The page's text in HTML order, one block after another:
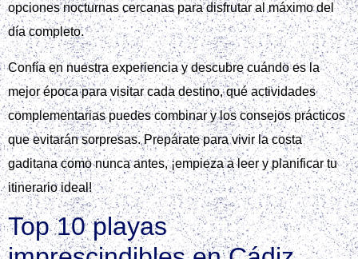
opciones nocturnas cercanas para disfrutar al máximo del
día completo.
Confía en nuestra experiencia y descubre cuándo es la
mejor época para visitar cada destino, qué actividades
complementarias puedes combinar y los consejos prácticos
que evitarán sorpresas. Prepárate para vivir la costa
gaditana como nunca antes, ¡empieza a leer y planificar tu
itinerario ideal!
Top 10 playas